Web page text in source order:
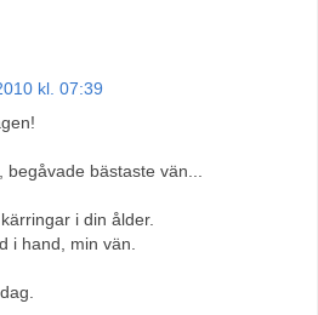
kl. 07:39
bästaste vän...
i din ålder.
i hand, min vän.